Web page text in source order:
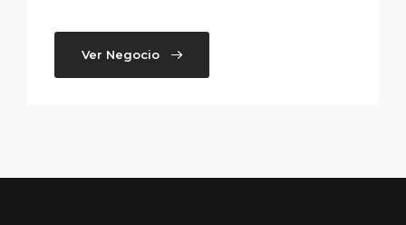
Ver Negocio